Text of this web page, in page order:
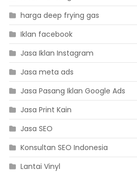
harga deep frying gas
Iklan facebook
Jasa Iklan Instagram
Jasa meta ads
Jasa Pasang Iklan Google Ads
Jasa Print Kain
Jasa SEO
Konsultan SEO Indonesia
Lantai Vinyl